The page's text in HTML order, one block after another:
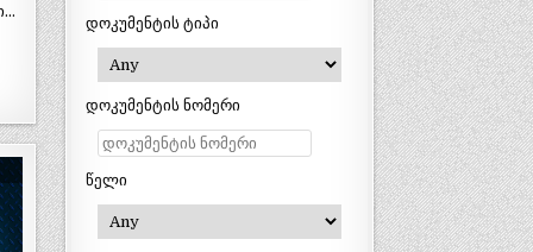
დოკუმენტის ტიპი
დოკუმენტის ნომერი
წელი